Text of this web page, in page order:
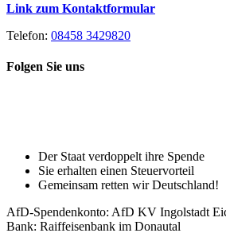
Link zum Kontaktformular
Telefon: 08458 3429820
Folgen Sie uns
Der Staat verdoppelt ihre Spende
Sie erhalten einen Steuervorteil
Gemeinsam retten wir Deutschland!
AfD-Spendenkonto: AfD KV Ingolstadt
Bank: Raiffeisenbank im Donautal